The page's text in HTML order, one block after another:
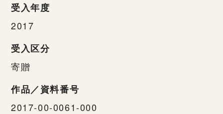
受入年度
2017
受入区分
寄贈
作品／資料番号
2017-00-0061-000